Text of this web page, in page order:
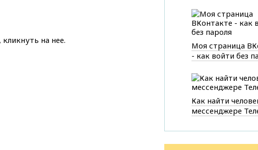
на нее.
Моя страница
- как войти без
Как найти
мессенджере